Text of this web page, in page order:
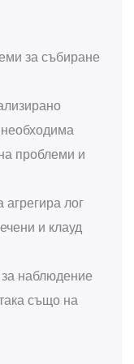
за събиране
проблеми и
лог
и клауд
наблюдение
също на